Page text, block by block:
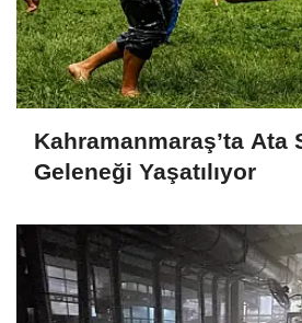
Kahramanmaraş’ta Ata
Geleneği Yaşatılıyor